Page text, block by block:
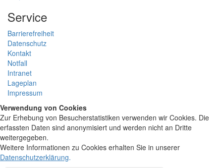
Service
Barrierefreiheit
Datenschutz
Kontakt
Notfall
Intranet
Lageplan
Impressum
Verwendung von Cookies
Zur Erhebung von Besucherstatistiken verwenden wir Cookies. Die
erfassten Daten sind anonymisiert und werden nicht an Dritte
weitergegeben.
Weitere Informationen zu Cookies erhalten Sie in unserer
Datenschutzerklärung.